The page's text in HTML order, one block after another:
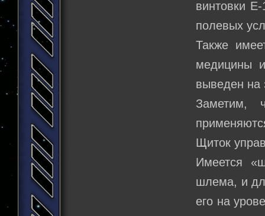
винтовки
полевых
Также
медицины
выведен на
Заметим,
Щиток
Имеется
шлема, и
его на